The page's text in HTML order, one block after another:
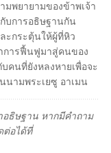
มพยายามของข้าพเจ้า
บการอธิษฐานกัน
ะกระตุ้นให้ผู้ที่หิว
การฟื้นฟูมาสู่คนของ
คนที่ยังหลงหายเพื่อจะ
นามพระเยซู อาเมน
ธิษฐาน หากมีคำถาม
ต่อได้ที่